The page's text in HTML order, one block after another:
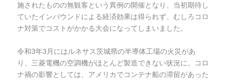
施されたものの無観客という異例の開催となり、当初期待し
ていたインバウンドによる経済効果は得られず、むしろコロ
ナ対策でコストがかかる大会になってしまいました。
令和3年3月にはルネサス茨城県の半導体工場の火災があ
り、三菱電機の空調機がほとんど製造できない状況に。コロ
ナ禍の影響としては、アメリカでコンテナ船の滞留があった